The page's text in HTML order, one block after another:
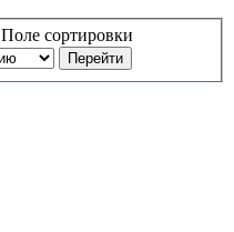
Поле сортировки